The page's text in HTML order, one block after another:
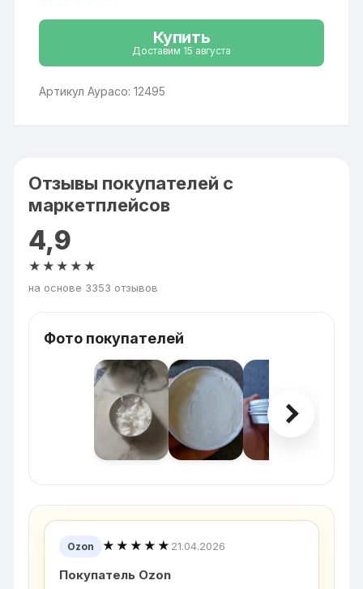
Купить
Доставим 15 августа
Артикул Аурасо: 12495
Отзывы покупателей с
маркетплейсов
4,9
★★★★★
на основе 3353 отзывов
Фото покупателей
Ozon ★★★★★ 21.04.2026
Покупатель Ozon